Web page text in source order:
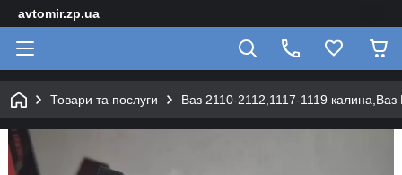
avtomir.zp.ua
Товари та послуги Ваз 2110-2112,1117-1119